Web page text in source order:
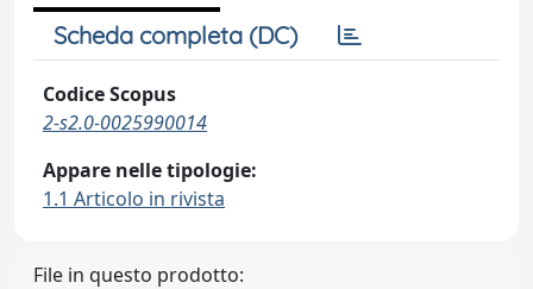
Scheda completa (DC)
Codice Scopus
2-s2.0-0025990014
Appare nelle tipologie:
1.1 Articolo in rivista
File in questo prodotto: